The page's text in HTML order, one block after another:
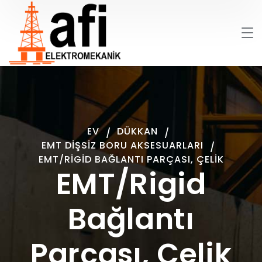
EMT/Rigid
Bağlantı
EV
DÜKKAN
EMT DIŞSIZ BORU AKSESUARLARI
EMT/RIGID BAĞLANTI PARÇASI, ÇELIK